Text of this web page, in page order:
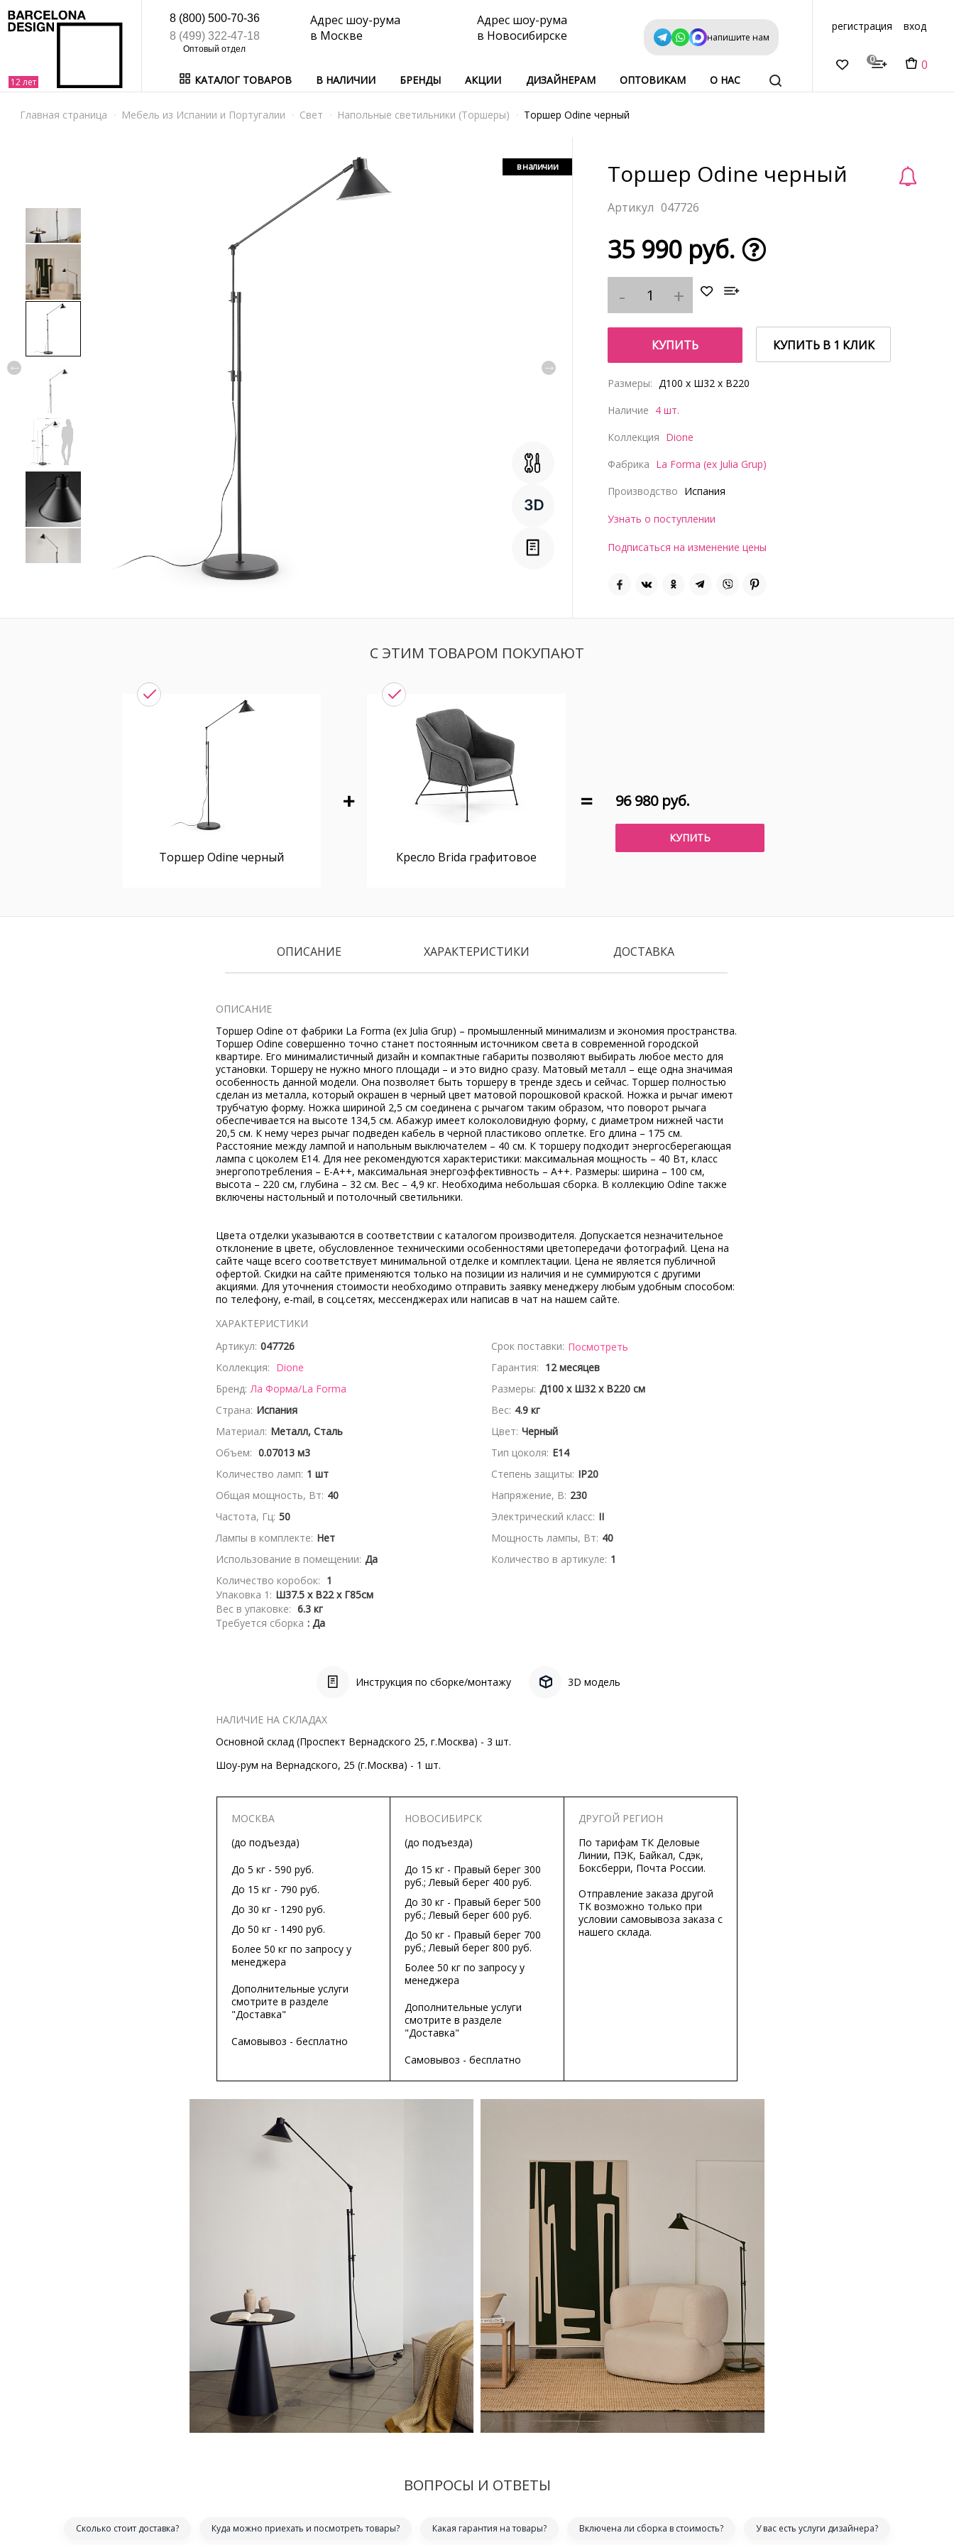
8 (800) 500-70-36
8 (499) 322-47-18
Адрес шоу-рума
в Москве
Адрес шоу-рума
в Новосибирске
напишите нам
КАТАЛОГ ТОВАРОВ В НАЛИЧИИ БРЕНДЫ АКЦИИ ДИЗАЙНЕРАМ ОПТОВИКАМ О НАС
регистрация вход
0 0
Главная страница Мебель из Испании и Португалии Свет Напольные светильники (Торшеры) Торшер Odine черный
в наличии Торшер Odine черный
047726
35 990 руб.
КУПИТЬ КУПИТЬ В 1 КЛИК
Размеры: Д100 x Ш32 x В220
Наличие 4 шт.
Коллекция Dione
Фабрика La Forma (ex Julia Grup)
Производство Испания
Узнать о поступлении
Подписаться на изменение цены
С ЭТИМ ТОВАРОМ ПОКУПАЮТ
Торшер Odine черный Кресло Brida графитовое
96 980 руб.
КУПИТЬ
ОПИСАНИЕ ХАРАКТЕРИСТИКИ ДОСТАВКА
ОПИСАНИЕ
Торшер Odine от фабрики La Forma (ex Julia Grup) – промышленный минимализм и экономия пространства.
Торшер Odine совершенно точно станет постоянным источником света в современной городской
квартире. Его минималистичный дизайн и компактные габариты позволяют выбирать любое место для
установки. Торшеру не нужно много площади – и это видно сразу. Матовый металл – еще одна значимая
особенность данной модели. Она позволяет быть торшеру в тренде здесь и сейчас. Торшер полностью
сделан из металла, который окрашен в черный цвет матовой порошковой краской. Ножка и рычаг имеют
трубчатую форму. Ножка шириной 2,5 см соединена с рычагом таким образом, что поворот рычага
обеспечивается на высоте 134,5 см. Абажур имеет колоколовидную форму, с диаметром нижней части
20,5 см. К нему через рычаг подведен кабель в черной пластиково оплетке. Его длина – 175 см.
Расстояние между лампой и напольным выключателем – 40 см. К торшеру подходит энергосберегающая
лампа с цоколем Е14. Для нее рекомендуются характеристики: максимальная мощность – 40 Вт, класс
энергопотребления – Е-А++, максимальная энергоэффективность – A++. Размеры: ширина – 100 см,
высота – 220 см, глубина – 32 см. Вес – 4,9 кг. Необходима небольшая сборка. В коллекцию Odine также
включены настольный и потолочный светильники.
Цвета отделки указываются в соответствии с каталогом производителя. Допускается незначительное
отклонение в цвете, обусловленное техническими особенностями цветопередачи фотографий. Цена на
сайте чаще всего соответствует минимальной отделке и комплектации. Цена не является публичной
офертой. Скидки на сайте применяются только на позиции из наличия и не суммируются с другими
акциями. Для уточнения стоимости необходимо отправить заявку менеджеру любым удобным способом:
по телефону, e-mail, в соц.сетях, мессенджерах или написав в чат на нашем сайте.
ХАРАКТЕРИСТИКИ
Артикул: 047726 Срок поставки: Посмотреть
Коллекция: Dione Гарантия: 12 месяцев
Бренд: Ла Форма/La Forma Размеры: Д100 x Ш32 x В220 см
Страна: Испания Вес: 4.9 кг
Материал: Металл, Сталь Цвет: Черный
Объем: 0.07013 м3 Тип цоколя: E14
Количество ламп: 1 шт Степень защиты: IP20
Общая мощность, Вт: 40 Напряжение, В: 230
Частота, Гц: 50 Электрический класс: II
Лампы в комплекте: Нет Мощность лампы, Вт: 40
Использование в помещении: Да Количество в артикуле: 1
Количество коробок: 1
Упаковка 1: Ш37.5 x В22 x Г85см
Вес в упаковке: 6.3 кг
Требуется сборка : Да
Инструкция по сборке/монтажу 3D модель
НАЛИЧИЕ НА СКЛАДАХ
Основной склад (Проспект Вернадского 25, г.Москва) - 3 шт.
Шоу-рум на Вернадского, 25 (г.Москва) - 1 шт.
МОСКВА
(до подъезда)
До 5 кг - 590 руб.
До 15 кг - 790 руб.
До 30 кг - 1290 руб.
До 50 кг - 1490 руб.
Более 50 кг по запросу у
менеджера
Дополнительные услуги
смотрите в разделе
"Доставка"
Самовывоз - бесплатно
НОВОСИБИРСК
(до подъезда)
До 15 кг - Правый берег 300
руб.; Левый берег 400 руб.
До 30 кг - Правый берег 500
руб.; Левый берег 600 руб.
До 50 кг - Правый берег 700
руб.; Левый берег 800 руб.
Более 50 кг по запросу у
менеджера
Дополнительные услуги
смотрите в разделе
"Доставка"
Самовывоз - бесплатно
ДРУГОЙ РЕГИОН
По тарифам ТК Деловые
Линии, ПЭК, Байкал, Сдэк,
Боксберри, Почта России.
Отправление заказа другой
ТК возможно только при
условии самовывоза заказа с
нашего склада.
ВОПРОСЫ И ОТВЕТЫ
Сколько стоит доставка? Куда можно приехать и посмотреть товары? Какая гарантия на товары? Включена ли сборка в стоимость? У вас есть услуги дизайнера?